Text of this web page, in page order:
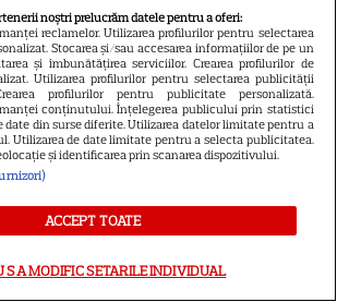
comunitatea din Hîncești este
ce condiții A MURIT unul
noștri prelucrăm datele pentru a oferi:
reclamelor. Utilizarea profilurilor pentru selectarea
Stocarea și/sau accesarea informațiilor de pe un
și îmbunătățirea serviciilor. Crearea profilurilor de
Utilizarea profilurilor pentru selectarea publicității
profilurilor pentru publicitate personalizată.
conținutului. Înțelegerea publicului prin statistici
date din surse diferite. Utilizarea datelor limitate pentru a
Utilizarea de date limitate pentru a selecta publicitatea.
și identificarea prin scanarea dispozitivului.
ACCEPT TOATE
SA MODIFIC SETARILE INDIVIDUAL